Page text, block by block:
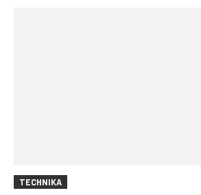
TECHNIKA